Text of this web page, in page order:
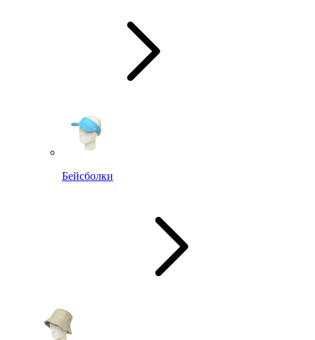
Бейсболки